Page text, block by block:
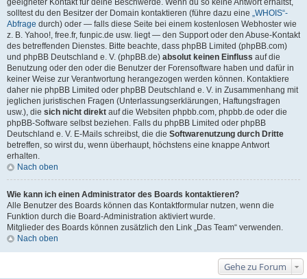
geeigneter Kontakt für deine Beschwerde. Wenn du so keine Antwort erhältst,
solltest du den Besitzer der Domain kontaktieren (führe dazu eine „WHOIS“-
Abfrage durch) oder — falls diese Seite bei einem kostenlosen Webhoster wie
z. B. Yahoo!, free.fr, funpic.de usw. liegt — den Support oder den Abuse-Kontakt
des betreffenden Dienstes. Bitte beachte, dass phpBB Limited (phpBB.com)
und phpBB Deutschland e. V. (phpBB.de) absolut keinen Einfluss auf die
Benutzung oder den oder die Benutzer der Forensoftware haben und dafür in
keiner Weise zur Verantwortung herangezogen werden können. Kontaktiere
daher nie phpBB Limited oder phpBB Deutschland e. V. in Zusammenhang mit
jeglichen juristischen Fragen (Unterlassungserklärungen, Haftungsfragen
usw.), die sich nicht direkt auf die Websiten phpbb.com, phpbb.de oder die
phpBB-Software selbst beziehen. Falls du phpBB Limited oder phpBB
Deutschland e. V. E-Mails schreibst, die die Softwarenutzung durch Dritte
betreffen, so wirst du, wenn überhaupt, höchstens eine knappe Antwort
erhalten.
Nach oben
Wie kann ich einen Administrator des Boards kontaktieren?
Alle Benutzer des Boards können das Kontaktformular nutzen, wenn die
Funktion durch die Board-Administration aktiviert wurde.
Mitglieder des Boards können zusätzlich den Link „Das Team“ verwenden.
Nach oben
Gehe zu Forum